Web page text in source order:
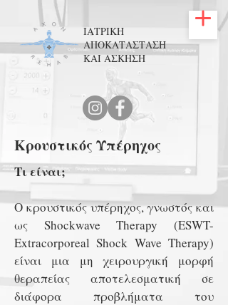
ΙΑΤΡΙΚΗ
ΑΠΟΚΑΤΑΣΤΑΣΗ
ΚΑΙ ΑΣΚΗΣΗ
Κρουστικός Υπέρηχος
Τι είναι;
Ο κρουστικός υπέρηχος, γνωστός και
ως Shockwave Therapy (ESWT-
Extracorporeal Shock Wave Therapy)
είναι μια μη χειρουργική μορφή
θεραπείας αποτελεσματική σε
διάφορα προβλήματα του